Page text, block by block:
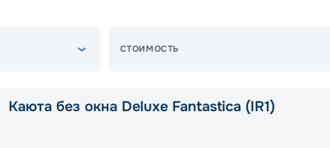
СТОИМОСТЬ
Каюта без окна Deluxe Fantastica (IR1)